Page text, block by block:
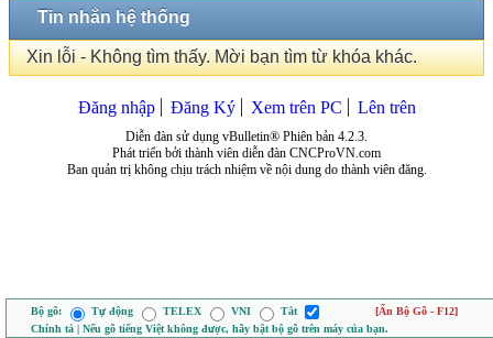
Tin nhắn hệ thống
Xin lỗi - Không tìm thấy. Mời bạn tìm từ khóa khác.
Đăng nhập Đăng Ký Xem trên PC Lên trên
Diễn đàn sử dụng vBulletin® Phiên bản 4.2.3.
Phát triển bởi thành viên diễn đàn CNCProVN.com
Ban quản trị không chịu trách nhiệm về nội dung do thành viên đăng.
Bộ gõ: Tự động TELEX VNI Tắt
[Ẩn Bộ Gõ - F12]
Chính tả | Nếu gõ tiếng Việt không được, hãy bật bộ gõ trên máy của bạn.